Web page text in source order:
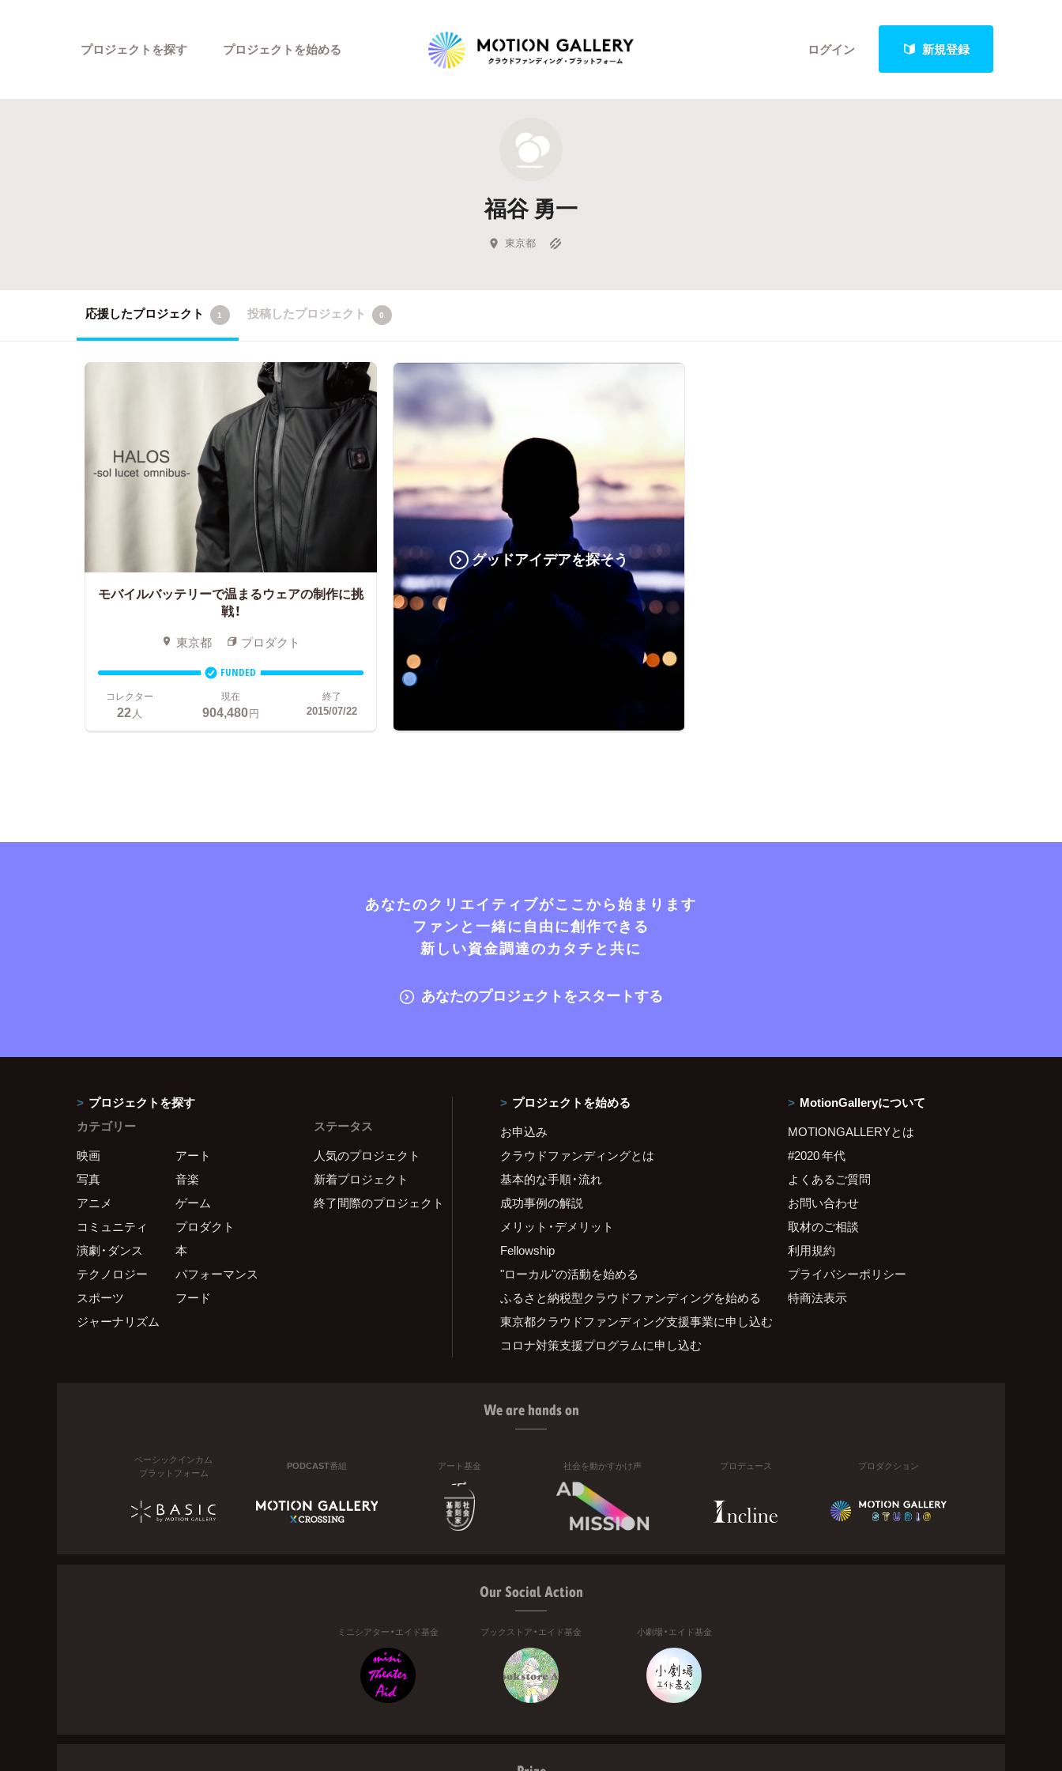
ログイン 新規登録
プロジェクトを探す
新着プロジェクト
Feature
キュレーターから探す
プロジェクトを始める
福谷 勇一
東京都
応援したプロジェクト 1 投稿したプロジェクト 0
モバイルバッテリーで温まるウェアの制作に挑
戦！
東京都 プロダクト
FUNDED
コレクター
22人
現在
904,480円
終了
2015/07/22
グッドアイデアを探そう
あなたのクリエイティブがここから始まります
ファンと一緒に自由に創作できる
新しい資金調達のカタチと共に
あなたのプロジェクトをスタートする
プロジェクトを探す
カテゴリー
映画
アート
写真
音楽
アニメ
ゲーム
コミュニティ
プロダクト
演劇・ダンス
本
テクノロジー
パフォーマンス
スポーツ
フード
ジャーナリズム
ステータス
人気のプロジェクト
新着プロジェクト
終了間際のプロジェクト
プロジェクトを始める
お申込み
クラウドファンディングとは
基本的な手順・流れ
成功事例の解説
メリット・デメリット
Fellowship
"ローカル"の活動を始める
ふるさと納税型クラウドファンディングを始める
東京都クラウドファンディング支援事業に申し込む
コロナ対策支援プログラムに申し込む
MotionGalleryについて
MOTIONGALLERYとは
#2020 年代
よくあるご質問
お問い合わせ
取材のご相談
利用規約
プライバシーポリシー
特商法表示
We are hands on
ベーシックインカム
プラットフォーム
PODCAST番組 アート基金 社会を動かすかけ声 プロデュース プロダクション
Our Social Action
ミニシアター・エイド基金 ブックストア・エイド基金 小劇場・エイド基金